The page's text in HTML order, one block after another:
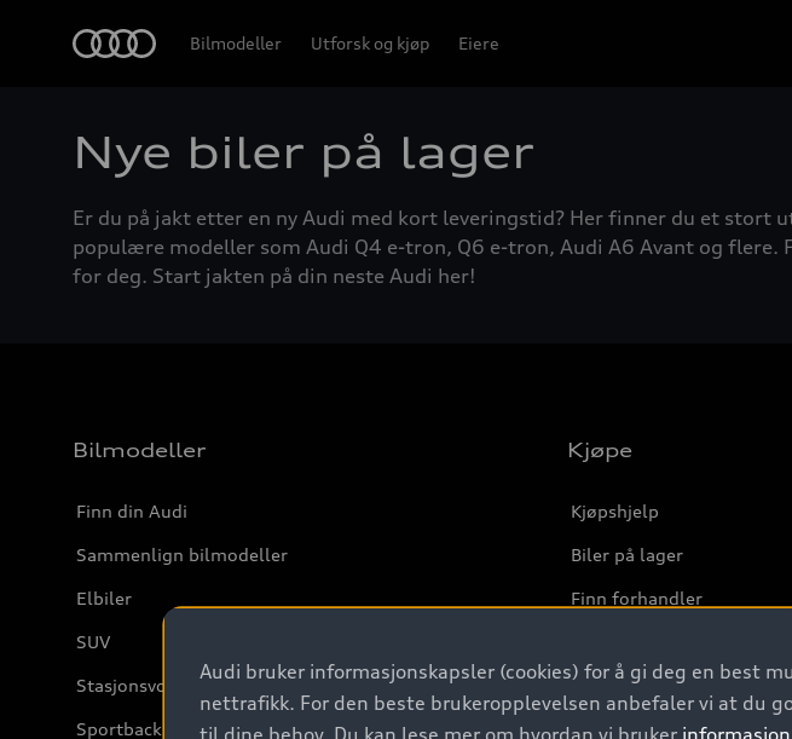
Bilmodeller Utforsk og kjøp Eiere
Nye biler på lager
Er du på jakt etter en ny Audi med kort leveringstid? Her finner du et
populære modeller som Audi Q4 e-tron, Q6 e-tron, Audi A6 Avant og
for deg. Start jakten på din neste Audi her!
Bilmodeller
Finn din Audi
Sammenlign bilmodeller
Elbiler
SUV
Stasjonsvogn
Sportback
Kjøpe
Kjøpshjelp
Biler på lager
Finn forhandler
Kontakt forhandler
Prislister
Audi bruker informasjonskapsler (cookies) for å gi deg en best
nettrafikk. For den beste brukeropplevelsen anbefaler vi at du